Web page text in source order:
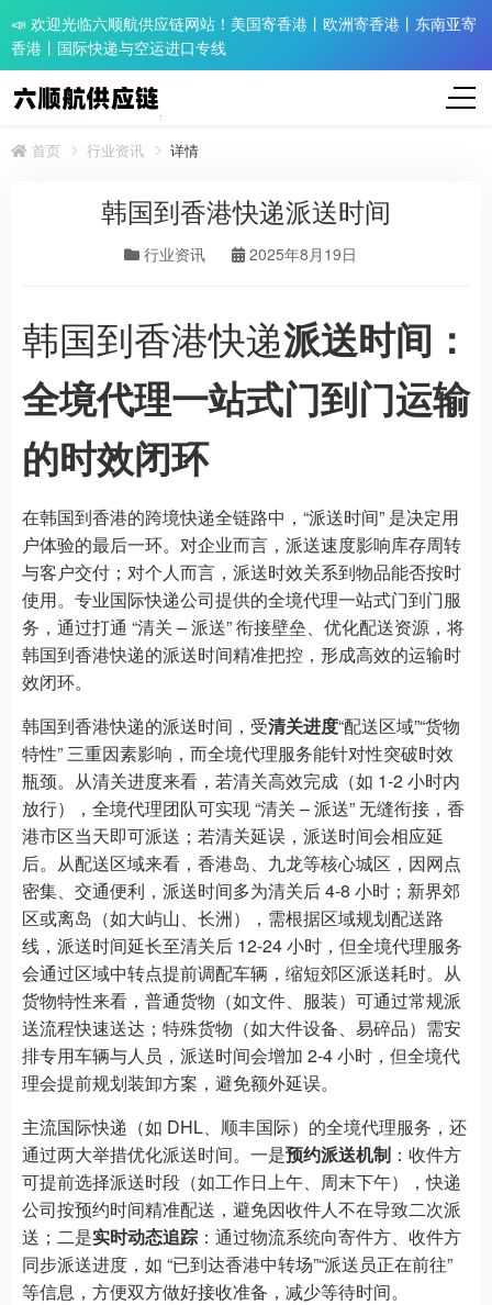
📣 欢迎光临六顺航供应链网站！美国寄香港丨欧洲寄香港丨东南亚寄
香港丨国际快递与空运进口专线
首页 行业资讯 详情
韩国到香港快递派送时间
行业资讯 2025年8月19日
韩国到香港快递派送时间：
全境代理一站式门到门运输
的时效闭环
在韩国到香港的跨境快递全链路中，“派送时间” 是决定用
户体验的最后一环。对企业而言，派送速度影响库存周转
与客户交付；对个人而言，派送时效关系到物品能否按时
使用。专业国际快递公司提供的全境代理一站式门到门服
务，通过打通 “清关 – 派送” 衔接壁垒、优化配送资源，将
韩国到香港快递的派送时间精准把控，形成高效的运输时
效闭环。
韩国到香港快递的派送时间，受清关进度“配送区域”“货物
特性” 三重因素影响，而全境代理服务能针对性突破时效
瓶颈。从清关进度来看，若清关高效完成（如 1-2 小时内
放行），全境代理团队可实现 “清关 – 派送” 无缝衔接，香
港市区当天即可派送；若清关延误，派送时间会相应延
后。从配送区域来看，香港岛、九龙等核心城区，因网点
密集、交通便利，派送时间多为清关后 4-8 小时；新界郊
区或离岛（如大屿山、长洲），需根据区域规划配送路
线，派送时间延长至清关后 12-24 小时，但全境代理服务
会通过区域中转点提前调配车辆，缩短郊区派送耗时。从
货物特性来看，普通货物（如文件、服装）可通过常规派
送流程快速送达；特殊货物（如大件设备、易碎品）需安
排专用车辆与人员，派送时间会增加 2-4 小时，但全境代
理会提前规划装卸方案，避免额外延误。
主流国际快递（如 DHL、顺丰国际）的全境代理服务，还
通过两大举措优化派送时间。一是预约派送机制 ：收件方
可提前选择派送时段（如工作日上午、周末下午），快递
公司按预约时间精准配送，避免因收件人不在导致二次派
送；二是实时动态追踪 ：通过物流系统向寄件方、收件方
同步派送进度，如 “已到达香港中转场”“派送员正在前往”
等信息，方便双方做好接收准备，减少等待时间。